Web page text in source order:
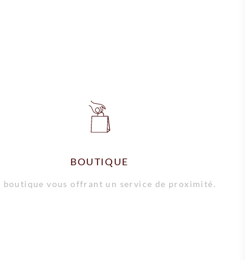
BOUTIQUE
boutique vous offrant un service de proximité.